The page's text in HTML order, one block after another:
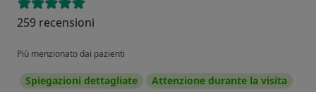
259 recensioni
Più menzionato dai pazienti
Spiegazioni dettagliate
Attenzione durante la visita